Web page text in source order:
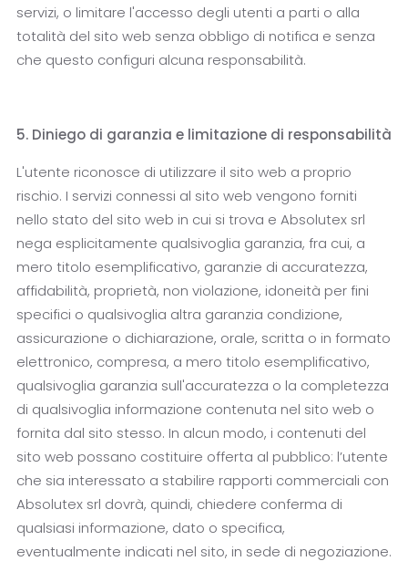
servizi, o limitare l'accesso degli utenti a parti o alla
totalità del sito web senza obbligo di notifica e senza
che questo configuri alcuna responsabilità.
5. Diniego di garanzia e limitazione di responsabilità
L'utente riconosce di utilizzare il sito web a proprio
rischio. I servizi connessi al sito web vengono forniti
nello stato del sito web in cui si trova e Absolutex srl
nega esplicitamente qualsivoglia garanzia, fra cui, a
mero titolo esemplificativo, garanzie di accuratezza,
affidabilità, proprietà, non violazione, idoneità per fini
specifici o qualsivoglia altra garanzia condizione,
assicurazione o dichiarazione, orale, scritta o in formato
elettronico, compresa, a mero titolo esemplificativo,
qualsivoglia garanzia sull'accuratezza o la completezza
di qualsivoglia informazione contenuta nel sito web o
fornita dal sito stesso. In alcun modo, i contenuti del
sito web possano costituire offerta al pubblico: l’utente
che sia interessato a stabilire rapporti commerciali con
Absolutex srl dovrà, quindi, chiedere conferma di
qualsiasi informazione, dato o specifica,
eventualmente indicati nel sito, in sede di negoziazione.